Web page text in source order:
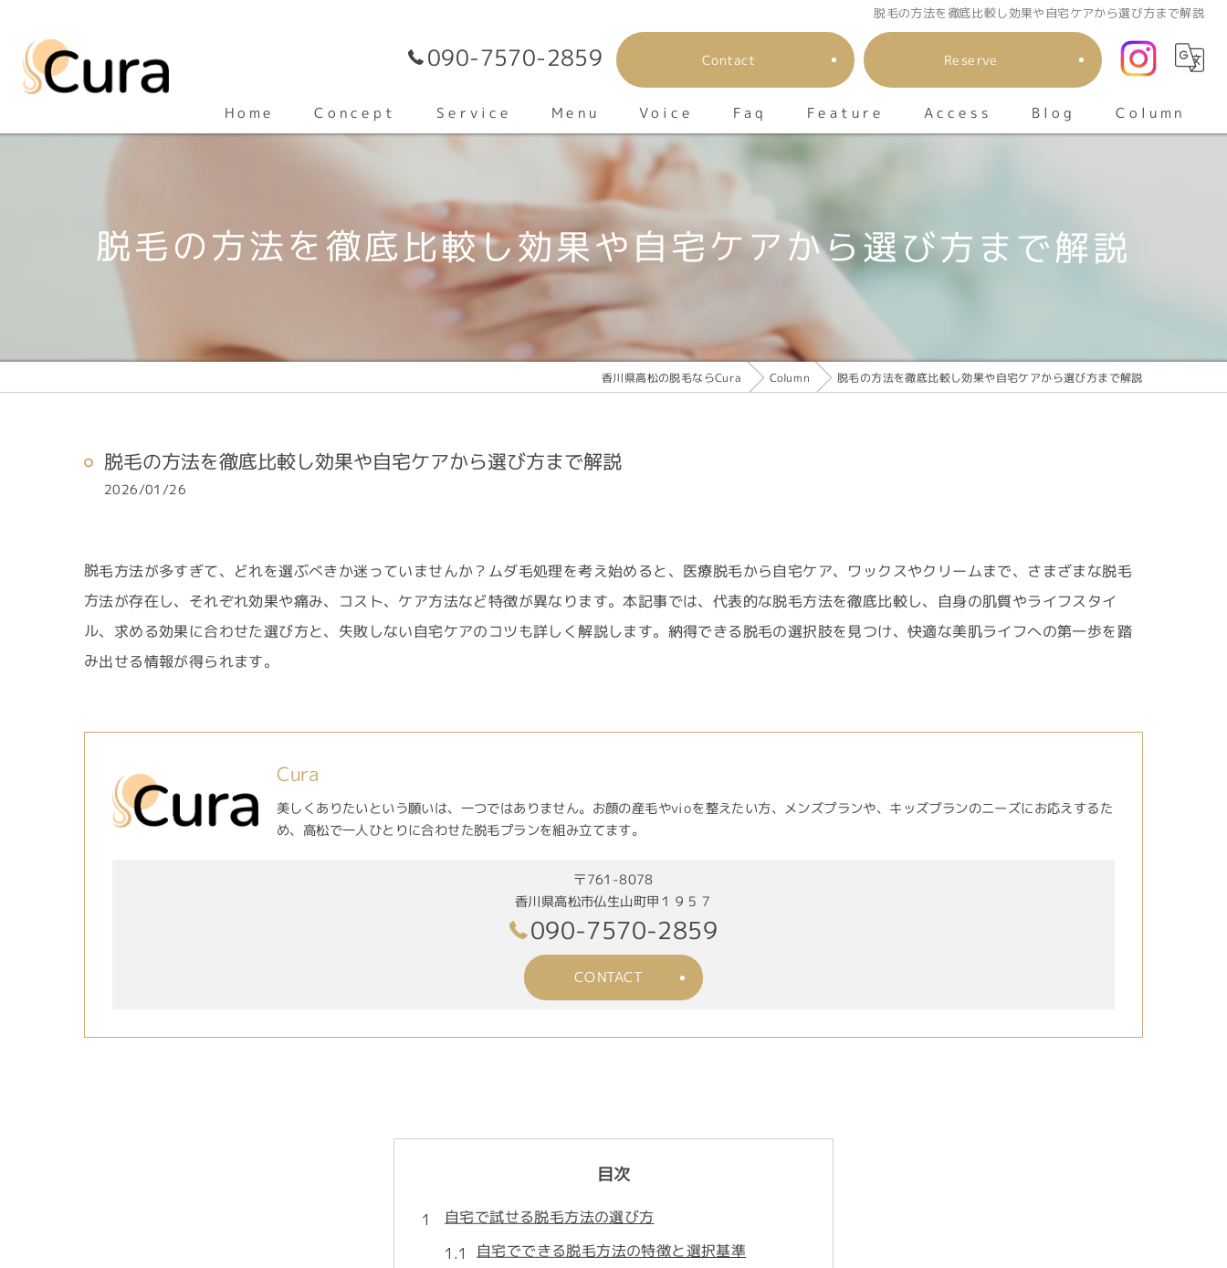
脱毛の方法を徹底比較し効果や自宅ケアから選び方まで解説
090-7570-2859 Contact Reserve
Home Concept Service Menu Voice Faq Feature
メンズ
エステ
Access Blog Column
脱毛の方法を徹底比較し効果や自宅ケアから選び方まで解説
香川県高松の脱毛ならCura Column 脱毛の方法を徹底比較し効果や自宅ケアから選び方まで解説
脱毛の方法を徹底比較し効果や自宅ケアから選び方まで解説
2026/01/26
脱毛方法が多すぎて、どれを選ぶべきか迷っていませんか？ムダ毛処理を考え始めると、医療脱毛から自宅ケア、ワックスやクリームまで、さまざまな脱毛
方法が存在し、それぞれ効果や痛み、コスト、ケア方法など特徴が異なります。本記事では、代表的な脱毛方法を徹底比較し、自身の肌質やライフスタイ
ル、求める効果に合わせた選び方と、失敗しない自宅ケアのコツも詳しく解説します。納得できる脱毛の選択肢を見つけ、快適な美肌ライフへの第一歩を踏
み出せる情報が得られます。
Cura
美しくありたいという願いは、一つではありません。お顔の産毛やvioを整えたい方、メンズプランや、キッズプランのニーズにお応えするた
め、高松で一人ひとりに合わせた脱毛プランを組み立てます。
〒761-8078
香川県高松市仏生山町甲１９５７
090-7570-2859
CONTACT
目次
自宅で試せる脱毛方法の選び方
自宅でできる脱毛方法の特徴と選択基準